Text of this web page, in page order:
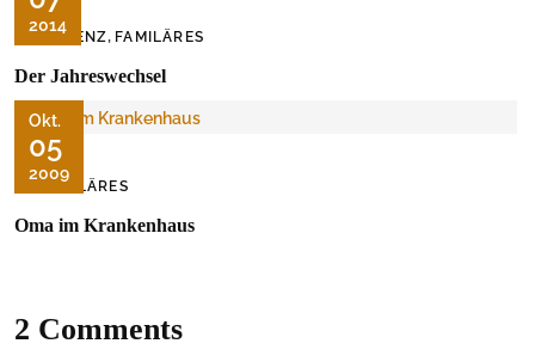
2014
DEMENZ, FAMILÄRES
Der Jahreswechsel
Okt.
05
2009
FAMILÄRES
Oma im Krankenhaus
2 Comments